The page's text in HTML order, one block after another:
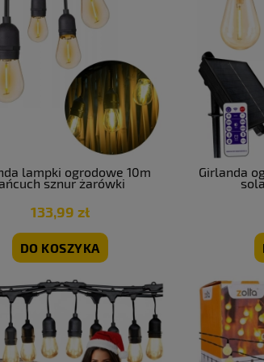
lampki ogrodowe 10m
sznur żarówki
133,99 zł
DO KOSZYKA
Girlanda